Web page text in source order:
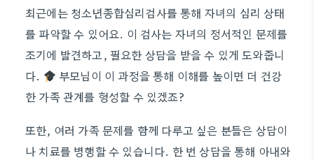
최근에는 청소년종합심리검사를 통해 자녀의 심리 상태
를 파악할 수 있어요. 이 검사는 자녀의 정서적인 문제를
조기에 발견하고, 필요한 상담을 받을 수 있게 도와줍니
다.
부모님이 이 과정을 통해 이해를 높이면 더 건강
한 가족 관계를 형성할 수 있겠죠?
또한, 여러 가족 문제를 함께 다루고 싶은 분들은 상담이
나 치료를 병행할 수 있습니다. 한 번 상담을 통해 아내와